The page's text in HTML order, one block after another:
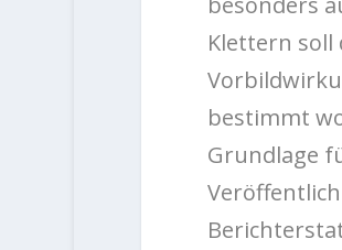
Klettern soll
bestimmt
Grundlage